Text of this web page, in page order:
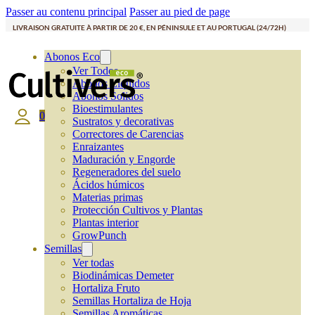
Passer au contenu principal Passer au pied de page
LIVRAISON GRATUITE À PARTIR DE 20 €, EN PÉNINSULE ET AU PORTUGAL (24/72H)
Abonos Eco
Ver Todos
Abonos Líquidos
Abonos Solidos
Bioestimulantes
Sustratos y decorativas
Correctores de Carencias
Enraizantes
Maduración y Engorde
Regeneradores del suelo
Ácidos húmicos
Materias primas
Protección Cultivos y Plantas
Plantas interior
GrowPunch
Semillas
Ver todas
Biodinámicas Demeter
Hortaliza Fruto
Semillas Hortaliza de Hoja
0